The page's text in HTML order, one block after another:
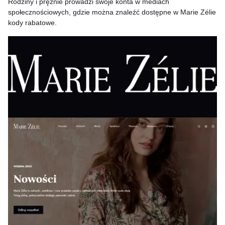
społecznościowych, gdzie można znaleźć dostępne w Marie Zélie
kody rabatowe.